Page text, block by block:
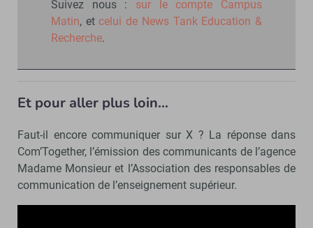
Suivez nous : sur le compte Campus
Matin, et celui de News Tank Education &
Recherche.
Et pour aller plus loin…
Faut-il encore communiquer sur X ? La réponse dans
Com’Together, l’émission des communicants de l’agence
Madame Monsieur et l’Association des responsables de
communication de l’enseignement supérieur.